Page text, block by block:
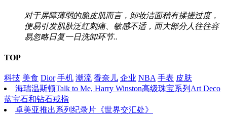
对于屏障薄弱的脆皮肌而言，卸妆洁面稍有揉搓过度，
便易引发肌肤泛红刺痛、敏感不适，而大部分人往往容
易忽略日复一日洗卸环节..
TOP
科技 美食 Dior 手机 潮流 香奈儿 企业 NBA 手表 皮肤
海瑞温斯顿Talk to Me, Harry Winston高级珠宝系列Art Deco
蓝宝石和钻石戒指
卓美亚推出系列纪录片《世界交汇处》